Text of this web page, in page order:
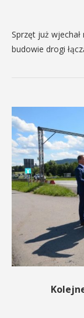
Sprzęt już
budowie drogi